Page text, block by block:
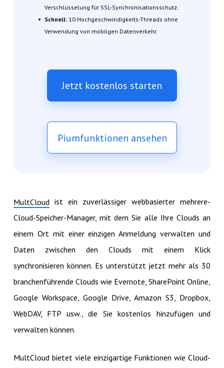
Verschlüsselung für SSL-Synchronisationsschutz.
Schnell:10 Hochgeschwindigkeits-Threads ohne
Verwendung von mobilgen Datenverkehr.
Jetzt kostenlos starten
Piumfunktionen ansehen
MultCloud ist ein zuverlässiger webbasierter mehrere-
Cloud-Speicher-Manager, mit dem Sie alle Ihre Clouds an
einem Ort mit einer einzigen Anmeldung verwalten und
Daten zwischen den Clouds mit einem Klick
synchronisieren können. Es unterstützt jetzt mehr als 30
branchenführende Clouds wie Evernote, SharePoint Online,
Google Workspace, Google Drive, Amazon S3, Dropbox,
WebDAV, FTP usw., die Sie kostenlos hinzufügen und
verwalten können.
MultCloud bietet viele einzigartige Funktionen wie Cloud-